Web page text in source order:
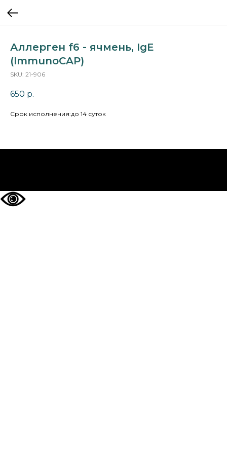
Аллерген f6 - ячмень, IgE
(ImmunoCAP)
SKU: 21-906
650 р.
Cрок исполнения:до 14 суток